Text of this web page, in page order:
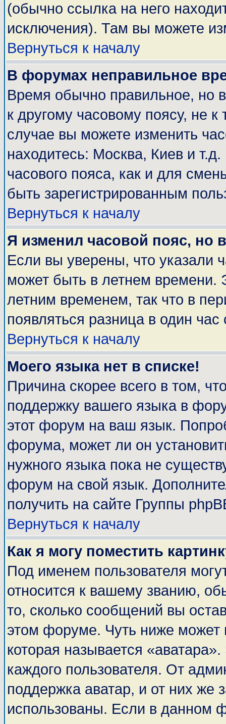
(обычно ссылка на него
исключения). Там вы можете
Вернуться к началу
В форумах неправильное
Время обычно правильное, но
к другому часовому поясу, не
случае вы можете изменить
находитесь: Москва, Киев и
часового пояса, как и для
быть зарегистрированным
Вернуться к началу
Я изменил часовой пояс, но
Если вы уверены, что указали
может быть в летнем времени.
летним временем, так что в
появляться разница в один
Вернуться к началу
Моего языка нет в списке!
Причина скорее всего в том,
поддержку вашего языка в
этот форум на ваш язык.
форума, может ли он
нужного языка пока не
форум на свой язык.
получить на сайте Группы
Вернуться к началу
Как я могу поместить
Под именем пользователя
относится к вашему званию,
то, сколько сообщений вы
этом форуме. Чуть ниже может
которая называется
каждого пользователя. От
поддержка аватар, и от них же
использованы. Если в данном